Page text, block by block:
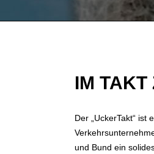
IM
Der „UckerTakt“ ist
und Bund ein